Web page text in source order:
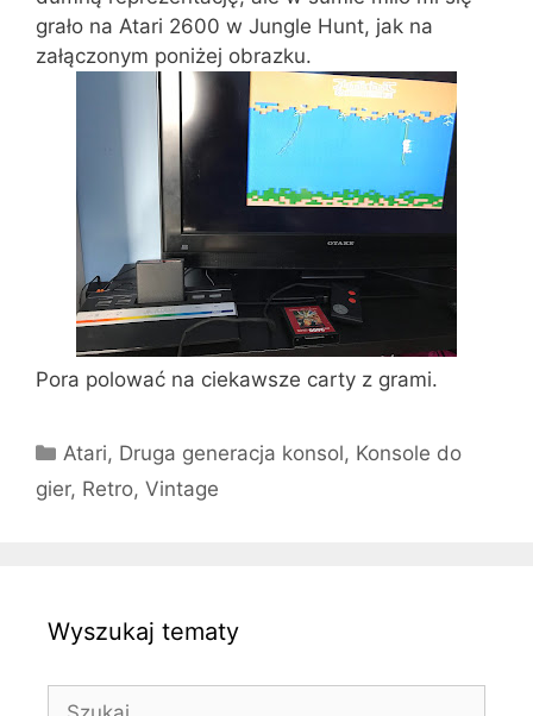
grało na Atari 2600 w Jungle Hunt, jak na
załączonym poniżej obrazku.
Pora polować na ciekawsze carty z grami.
Kategorie
Atari, Druga generacja konsol, Konsole do
gier, Retro, Vintage
Wyszukaj tematy